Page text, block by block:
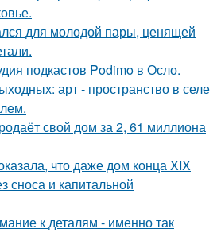
для молодой пары, ценящей
подкастов Podimo в Осло.
арт - пространство в селе
свой дом за 2, 61 миллиона
что даже дом конца XIX
сноса и капитальной
к деталям - именно так